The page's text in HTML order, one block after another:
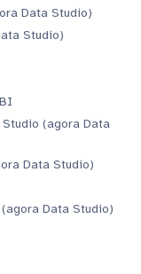
Data Studio)
Studio)
(agora Data
Data Studio)
Data Studio)